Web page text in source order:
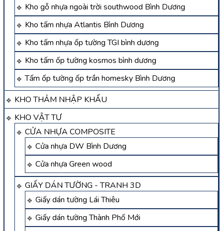
Kho gỗ nhựa ngoài trời southwood Bình Dương
Kho tấm nhựa Atlantis Bình Dương
Kho tấm nhựa ốp tường TGI bình dương
Kho tấm ốp tường kosmos bình dương
Tấm ốp tường ốp trần homesky Bình Dương
KHO THẢM NHẬP KHẨU
KHO VẬT TƯ
CỬA NHỰA COMPOSITE
Cửa nhựa DW Bình Dương
Cửa nhựa Green wood
GIẤY DÁN TƯỜNG - TRANH 3D
Giấy dán tường Lái Thiêu
Giấy dán tường Thành Phố Mới